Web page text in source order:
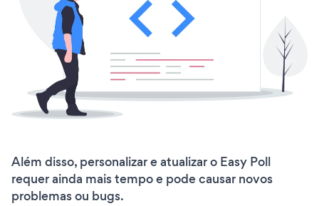
Além disso, personalizar e atualizar o Easy Poll
requer ainda mais tempo e pode causar novos
problemas ou bugs.